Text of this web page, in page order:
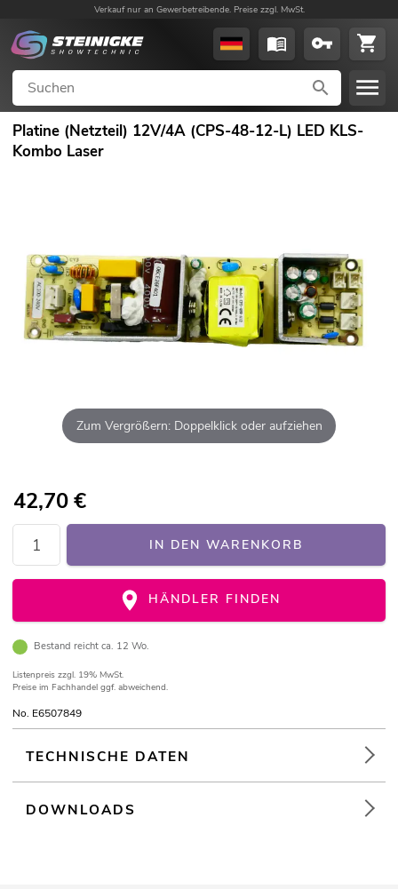
Verkauf nur an Gewerbetreibende. Preise zzgl. MwSt.
Platine (Netzteil) 12V/4A (CPS-48-12-L) LED KLS-
Kombo Laser
Zum Vergrößern: Doppelklick oder aufziehen
42,70€
IN DEN WARENKORB
HÄNDLER FINDEN
Bestand reicht ca. 12 Wo.
Listenpreis zzgl. 19% MwSt.
Preise im Fachhandel ggf. abweichend.
No. E6507849
TECHNISCHE DATEN
DOWNLOADS